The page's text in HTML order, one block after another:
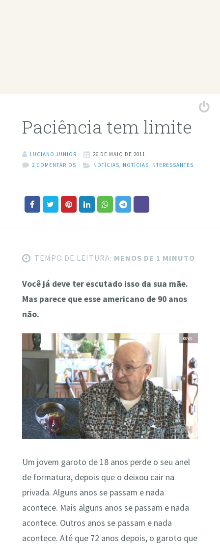
Paciência tem limite
LUCIANO JUNIOR
26 DE MAIO DE 2011
2 COMENTÁRIOS
NOTÍCIAS NOTÍCIAS INTERESSANTES
TEMPO DE LEITURA: MENOS DE 1 MINUTO
Você já deve ter escutado isso da sua mãe.
Mas parece que esse americano de 90 anos
não.
Um jovem garoto de 18 anos perde o seu anel
de formatura, depois que o deixou cair na
privada. Alguns anos se passam e nada
acontece. Mais alguns anos se passam e nada
acontece. Outros anos se passam e nada
acontece. Até que 72 anos depois, o garoto que